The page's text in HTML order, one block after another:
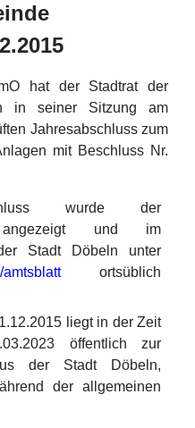
hat der Stadtrat der
in seiner Sitzung am
Jahresabschluss zum
mit Beschluss Nr.
wurde der
angezeigt und im
Stadt Döbeln unter
amtsblatt
ortsüblich
liegt in der Zeit
öffentlich zur
der Stadt Döbeln,
der allgemeinen